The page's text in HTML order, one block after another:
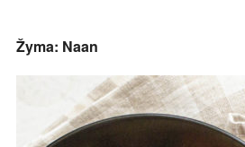
Žyma: Naan